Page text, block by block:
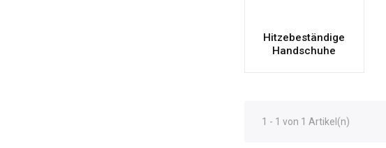
Hitzebeständige
Handschuhe
1 - 1 von 1 Artikel(n)